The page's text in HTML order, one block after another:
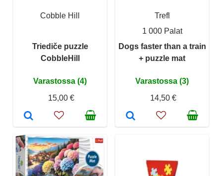
Cobble Hill
Triediče puzzle
CobbleHill
Varastossa (4)
15,00 €
Trefl
1 000 Palat
Dogs faster than a train
+ puzzle mat
Varastossa (3)
14,50 €